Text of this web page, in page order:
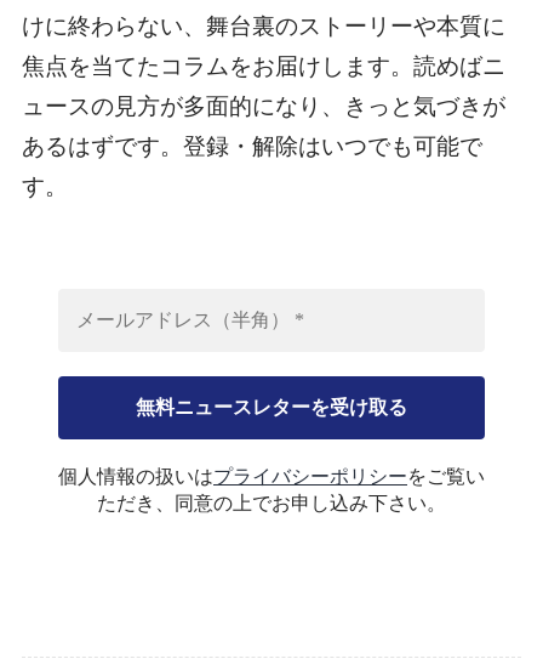
けに終わらない、舞台裏のストーリーや本質に
焦点を当てたコラムをお届けします。読めばニ
ュースの見方が多面的になり、きっと気づきが
あるはずです。登録・解除はいつでも可能で
す。
個人情報の扱いはプライバシーポリシーをご覧い
ただき、同意の上でお申し込み下さい。